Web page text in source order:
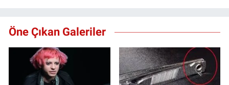
Öne Çıkan Galeriler